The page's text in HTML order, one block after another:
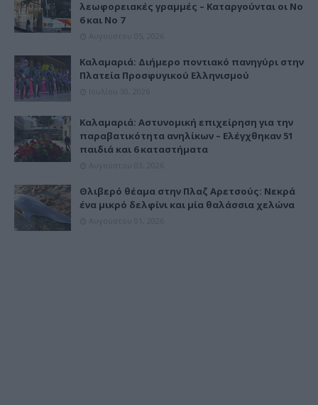
λεωφορειακές γραμμές – Καταργούνται οι Νο
6 και Νο 7
Καλαμαριά: Διήμερο ποντιακό πανηγύρι στην
Πλατεία Προσφυγικού Ελληνισμού
Καλαμαριά: Αστυνομική επιχείρηση για την
παραβατικότητα ανηλίκων – Ελέγχθηκαν 51
παιδιά και 6 καταστήματα
Θλιβερό θέαμα στην Πλαζ Αρετσούς: Νεκρά
ένα μικρό δελφίνι και μία θαλάσσια χελώνα